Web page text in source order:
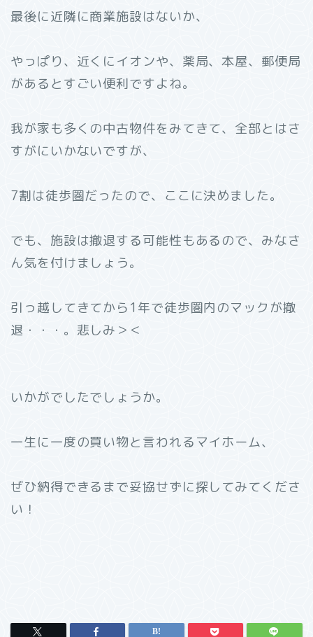
最後に近隣に商業施設はないか、
やっぱり、近くにイオンや、薬局、本屋、郵便局
があるとすごい便利ですよね。
我が家も多くの中古物件をみてきて、全部とはさ
すがにいかないですが、
7割は徒歩圏だったので、ここに決めました。
でも、施設は撤退する可能性もあるので、みなさ
ん気を付けましょう。
引っ越してきてから1年で徒歩圏内のマックが撤
退・・・。悲しみ＞＜
いかがでしたでしょうか。
一生に一度の買い物と言われるマイホーム、
ぜひ納得できるまで妥協せずに探してみてくださ
い！